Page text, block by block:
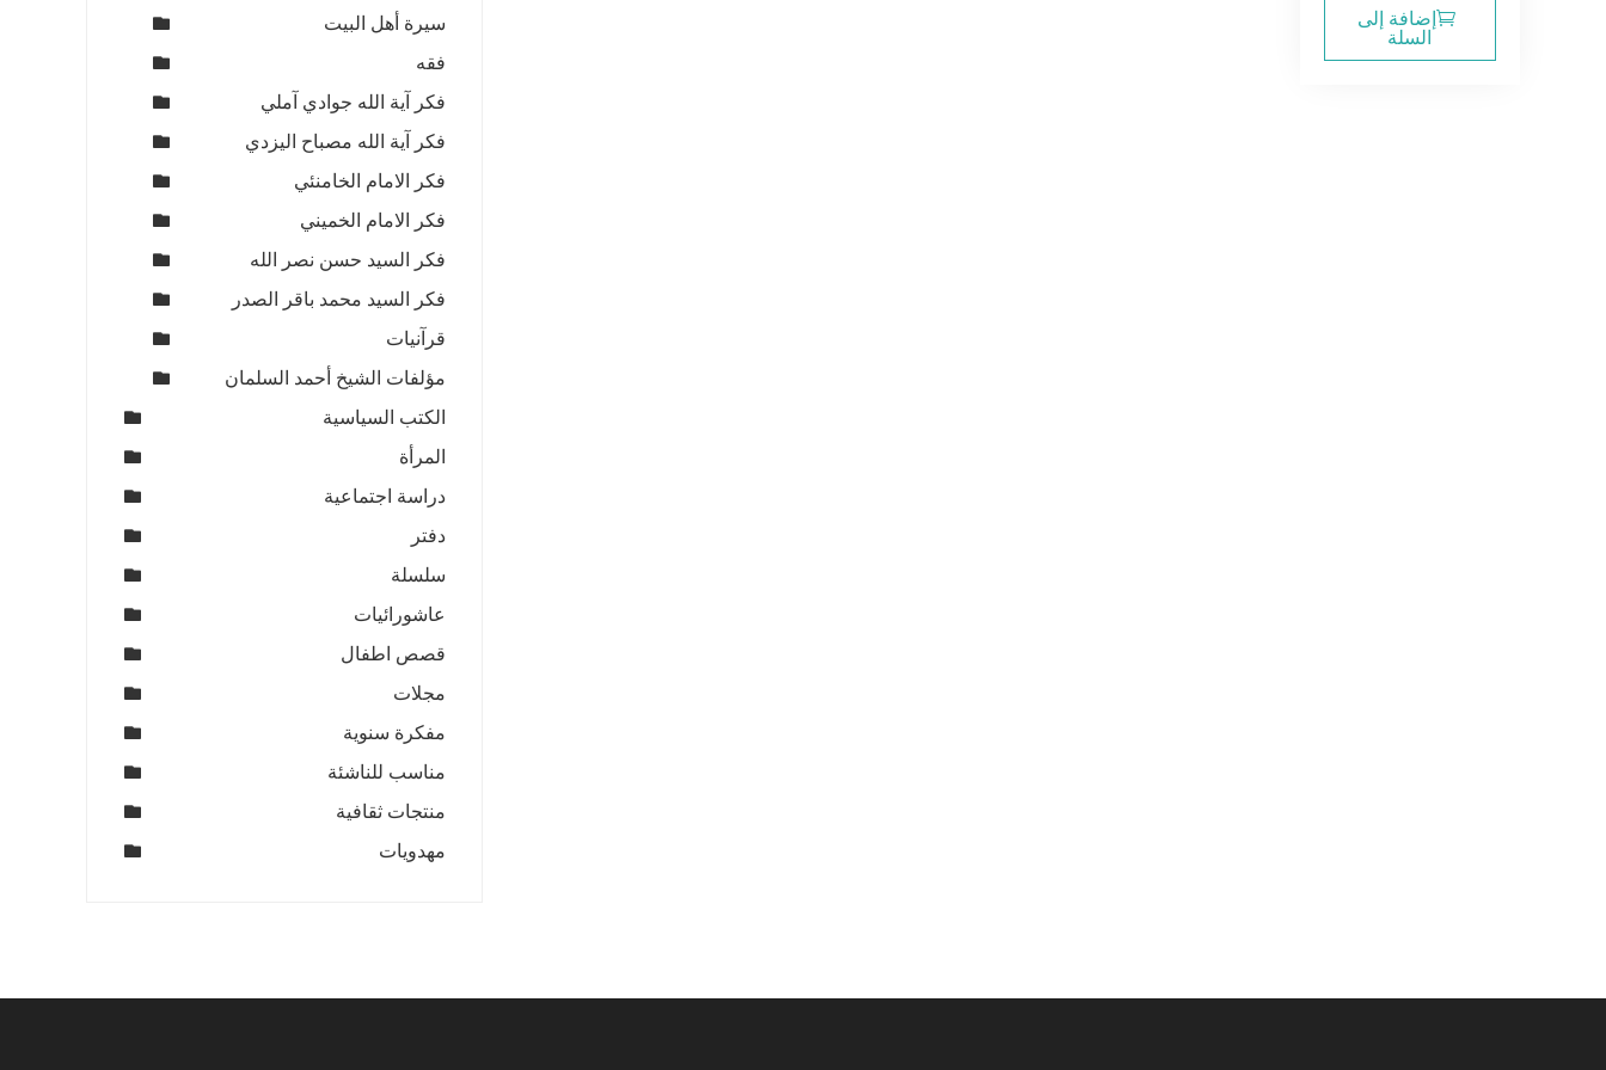
هو:
24.00$.
إضافة إلى
السلة
سيرة أهل البيت
فقه
فكر آية الله جوادي آملي
فكر آية الله مصباح اليزدي
فكر الامام الخامنئي
فكر الامام الخميني
فكر السيد حسن نصر الله
فكر السيد محمد باقر الصدر
قرآنيات
مؤلفات الشيخ أحمد السلمان
الكتب السياسية
المرأة
دراسة اجتماعية
دفتر
سلسلة
عاشورائيات
قصص اطفال
مجلات
مفكرة سنوية
مناسب للناشئة
منتجات ثقافية
مهدويات